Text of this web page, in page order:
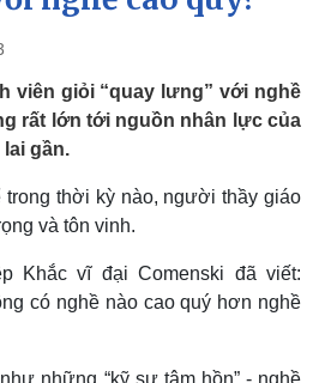
Dự báo thời tiết
Việc làm
Biển đảo
viên giỏi “quay lưng” với nghề
rất lớn tới nguồn nhân lực của
gần.
thời kỳ nào, người thầy giáo
và tôn vinh.
Khắc vĩ đại Comenski đã viết:
có nghề nào cao quý hơn nghề
những “kỹ sư tâm hồn” - nghề